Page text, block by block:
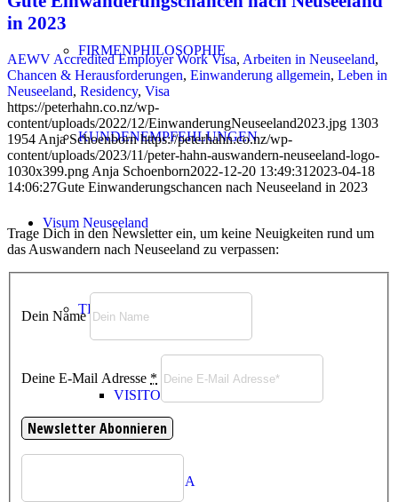
FIRMENPHILOSOPHIE
KUNDENEMPFEHLUNGEN
Visum Neuseeland
TEMPORARY VISA
VISITOR VISA
WORK VISA
in 2023
AEWV Accredited Employer Work Visa, Arbeiten in Neuseeland,
Chancen & Herausforderungen, Einwanderung allgemein, Leben in
Neuseeland, Residency, Visa
https://peterhahn.co.nz/wp-
content/uploads/2022/12/EinwanderungNeuseeland2023.jpg 1303
1954 Anja Schoenborn https://peterhahn.co.nz/wp-
content/uploads/2023/11/peter-hahn-auswandern-neuseeland-logo-
1030x399.png Anja Schoenborn2022-12-20 13:49:31 2023-04-18
14:06:27Gute Einwanderungschancen nach Neuseeland in 2023
Trage Dich in den Newsletter ein, um keine Neuigkeiten rund um
das Auswandern nach Neuseeland zu verpassen:
Dein Name
Deine E-Mail Adresse *